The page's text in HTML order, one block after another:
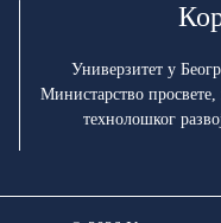
Универзитет у
Министарство просвете,
технолошког